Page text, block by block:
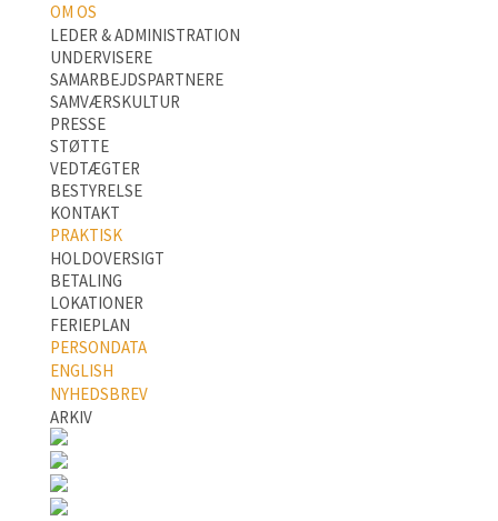
OM OS
LEDER & ADMINISTRATION
UNDERVISERE
SAMARBEJDSPARTNERE
SAMVÆRSKULTUR
PRESSE
STØTTE
VEDTÆGTER
BESTYRELSE
KONTAKT
PRAKTISK
HOLDOVERSIGT
BETALING
LOKATIONER
FERIEPLAN
PERSONDATA
ENGLISH
NYHEDSBREV
ARKIV